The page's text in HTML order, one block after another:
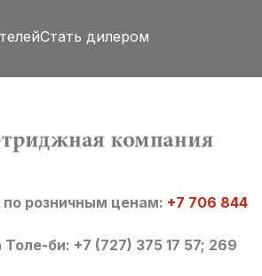
Стать дилером
розничным ценам: +7 706 844
би: +7 (727) 375 17 57; 269